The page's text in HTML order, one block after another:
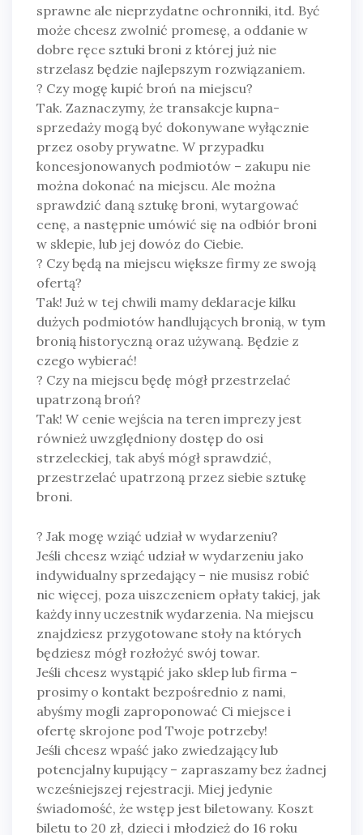
sprawne ale nieprzydatne ochronniki, itd. Być
może chcesz zwolnić promesę, a oddanie w
dobre ręce sztuki broni z której już nie
strzelasz będzie najlepszym rozwiązaniem.
? Czy mogę kupić broń na miejscu?
Tak. Zaznaczymy, że transakcje kupna-
sprzedaży mogą być dokonywane wyłącznie
przez osoby prywatne. W przypadku
koncesjonowanych podmiotów – zakupu nie
można dokonać na miejscu. Ale można
sprawdzić daną sztukę broni, wytargować
cenę, a następnie umówić się na odbiór broni
w sklepie, lub jej dowóz do Ciebie.
? Czy będą na miejscu większe firmy ze swoją
ofertą?
Tak! Już w tej chwili mamy deklaracje kilku
dużych podmiotów handlujących bronią, w tym
bronią historyczną oraz używaną. Będzie z
czego wybierać!
? Czy na miejscu będę mógł przestrzelać
upatrzoną broń?
Tak! W cenie wejścia na teren imprezy jest
również uwzględniony dostęp do osi
strzeleckiej, tak abyś mógł sprawdzić,
przestrzelać upatrzoną przez siebie sztukę
broni.
? Jak mogę wziąć udział w wydarzeniu?
Jeśli chcesz wziąć udział w wydarzeniu jako
indywidualny sprzedający – nie musisz robić
nic więcej, poza uiszczeniem opłaty takiej, jak
każdy inny uczestnik wydarzenia. Na miejscu
znajdziesz przygotowane stoły na których
będziesz mógł rozłożyć swój towar.
Jeśli chcesz wystąpić jako sklep lub firma –
prosimy o kontakt bezpośrednio z nami,
abyśmy mogli zaproponować Ci miejsce i
ofertę skrojone pod Twoje potrzeby!
Jeśli chcesz wpaść jako zwiedzający lub
potencjalny kupujący – zapraszamy bez żadnej
wcześniejszej rejestracji. Miej jedynie
świadomość, że wstęp jest biletowany. Koszt
biletu to 20 zł, dzieci i młodzież do 16 roku